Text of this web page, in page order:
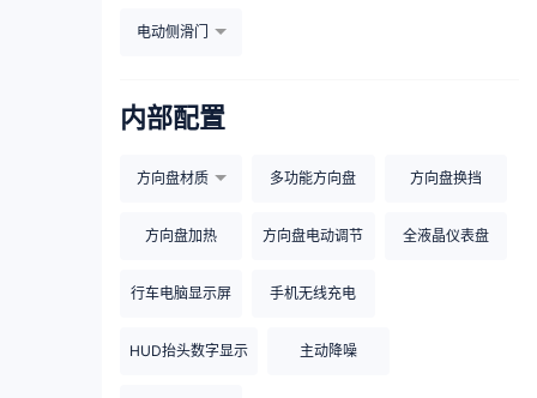
电动侧滑门
内部配置
方向盘材质 多功能方向盘 方向盘换挡
方向盘加热 方向盘电动调节 全液晶仪表盘
行车电脑显示屏 手机无线充电
HUD抬头数字显示 主动降噪